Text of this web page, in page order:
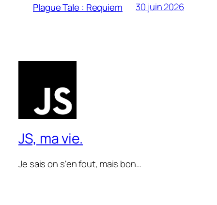
Plague Tale : Requiem 30 juin 2026
JS, ma vie.
Je sais on s'en fout, mais bon…